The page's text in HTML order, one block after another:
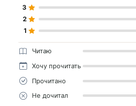
3
2
1
Читаю
Хочу прочитать
Прочитано
Не дочитал